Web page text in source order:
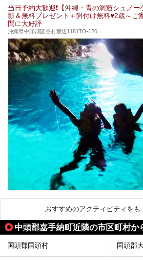
めぐりの参考にされてみて下さい
当日予約大歓迎❗【沖縄・青の洞窟シュノ
影＆無料プレゼント＋餌付け無料♥️2歳～ご
間に大好評
沖縄県中頭郡読谷村楚辺1181TO-126
おすすめのアクティビティをも
中頭郡嘉手納町近隣の市区町村か
国頭郡国頭村 国頭郡